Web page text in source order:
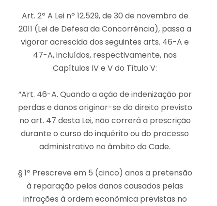
Art. 2º A Lei nº 12.529, de 30 de novembro de
2011 (Lei de Defesa da Concorrência), passa a
vigorar acrescida dos seguintes arts. 46-A e
47-A, incluídos, respectivamente, nos
Capítulos IV e V do Título V:
“Art. 46-A. Quando a ação de indenização por
perdas e danos originar-se do direito previsto
no art. 47 desta Lei, não correrá a prescrição
durante o curso do inquérito ou do processo
administrativo no âmbito do Cade.
§ 1º Prescreve em 5 (cinco) anos a pretensão
à reparação pelos danos causados pelas
infrações à ordem econômica previstas no